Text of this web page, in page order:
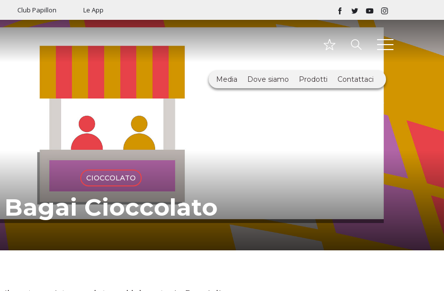
Club Papillon Le App
Media Dove siamo Prodotti Contattaci
CIOCCOLATO
Bagai Cioccolato